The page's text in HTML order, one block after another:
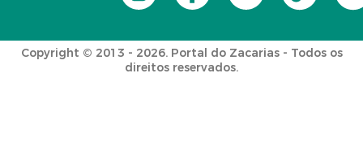
Copyright © 2013 - 2026. Portal do Zacarias - Todos os
direitos reservados.